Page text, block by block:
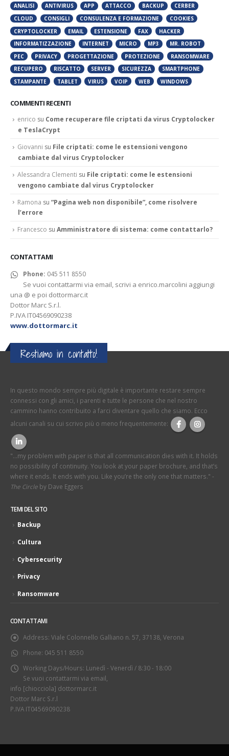
ANALISI ANTIVIRUS APP ATTACCO BACKUP
CERBER
CLOUD
CONSIGLI CONSULENZA E FORMAZIONE
COOKIES
CRYPTOLOCKER
EMAIL ESTENSIONE FAX
HACKER
INFORMATIZZAZIONE
INTERNET MICRO MP3
MR. ROBOT
PEC
PRIVACY PROGETTAZIONE PROTEZIONE
RANSOMWARE
RECUPERO
RISCATTO SERVER SICUREZZA
SMARTPHONE
STAMPANTE
TABLET VIRUS VOIP WEB WINDOWS
COMMENTI RECENTI
enrico su Come recuperare file criptati da virus Cryptolocker
e TeslaCrypt
Giovanni su File criptati: come le estensioni vengono
cambiate dal virus Cryptolocker
Alessandra Clementi su File criptati: come le estensioni
vengono cambiate dal virus Cryptolocker
Ramona su “Pagina web non disponibile”, come risolvere
l’errore
Francesco su Amministratore di sistema: come contattarlo?
CONTATTAMI
Phone: 045 511 8550
Se vuoi contattarmi via email, scrivi a enrico.marcolini aggiungi
una @ e poi dottormarc.it
Dottor Marc S.r.l.
P.IVA IT04569090238
www.dottormarc.it
Restiamo in contatto!
In questo mondo sempre più digitale è importante restare sempre
connessi con gli amici, i parenti e tutte le persone che nel nostro
cammino hanno contribuito a farci diventare quello che siamo. Ecco
alcuni canali su cui scrivo più o meno frequentemente:
"...my problem with paper is that all communication dies with it. It holds
no possibility of continuity. You look at your paper brochure, and that’s
where it ends. It ends with you. Like you’re the only one that matters." -
The Circle by Dave Eggers
TEMI DEL SITO
Backup
Cultura
Cybersecurity
Privacy
Ransomware
CONTATTAMI
Address: Viale Colonnello Galliano n. 57, 37138, Verona
Phone: 045 511 8550
Working Days/Hours: Lunedì - Venerdì / 8:30 - 18:00
Se vuoi contattarmi via email,
info [chiocciola] dottormarc.it
Dottor Marc S.r.l
P.IVA IT04569090238